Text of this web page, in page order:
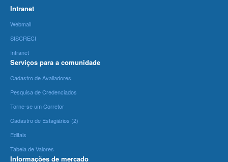
Intranet
Webmail
SISCRECI
Intranet
Serviços para a comunidade
Cadastro de Avaliadores
Pesquisa de Credenciados
Torne-se um Corretor
Cadastro de Estagiários (2)
Editais
Tabela de Valores
Informações de mercado